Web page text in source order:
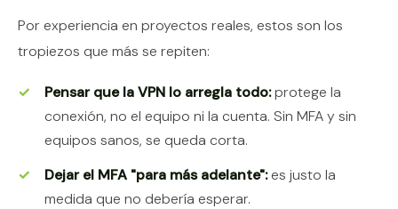
Por experiencia en proyectos reales, estos son los
tropiezos que más se repiten:
Pensar que la VPN lo arregla todo:protege la
conexión, no el equipo ni la cuenta. Sin MFA y sin
equipos sanos, se queda corta.
Dejar el MFA "para más adelante":es justo la
medida que no debería esperar.